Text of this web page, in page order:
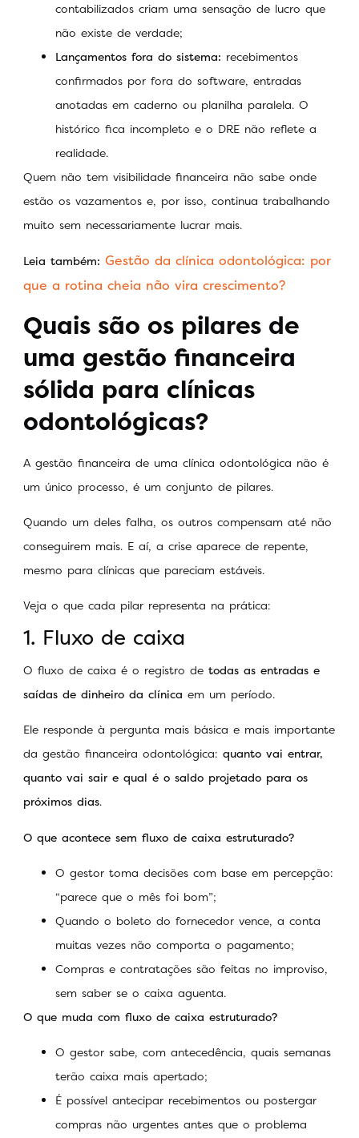
contabilizados criam uma sensação de lucro que
não existe de verdade;
Lançamentos fora do sistema: recebimentos
confirmados por fora do software, entradas
anotadas em caderno ou planilha paralela. O
histórico fica incompleto e o DRE não reflete a
realidade.
Quem não tem visibilidade financeira não sabe onde
estão os vazamentos e, por isso, continua trabalhando
muito sem necessariamente lucrar mais.
Leia também: Gestão da clínica odontológica: por
que a rotina cheia não vira crescimento?
Quais são os pilares de
uma gestão financeira
sólida para clínicas
odontológicas?
A gestão financeira de uma clínica odontológica não é
um único processo, é um conjunto de pilares.
Quando um deles falha, os outros compensam até não
conseguirem mais. E aí, a crise aparece de repente,
mesmo para clínicas que pareciam estáveis.
Veja o que cada pilar representa na prática:
1. Fluxo de caixa
O fluxo de caixa é o registro de todas as entradas e
saídas de dinheiro da clínica em um período.
Ele responde à pergunta mais básica e mais importante
da gestão financeira odontológica: quanto vai entrar,
quanto vai sair e qual é o saldo projetado para os
próximos dias.
O que acontece sem fluxo de caixa estruturado?
O gestor toma decisões com base em percepção:
“parece que o mês foi bom”;
Quando o boleto do fornecedor vence, a conta
muitas vezes não comporta o pagamento;
Compras e contratações são feitas no improviso,
sem saber se o caixa aguenta.
O que muda com fluxo de caixa estruturado?
O gestor sabe, com antecedência, quais semanas
terão caixa mais apertado;
É possível antecipar recebimentos ou postergar
compras não urgentes antes que o problema